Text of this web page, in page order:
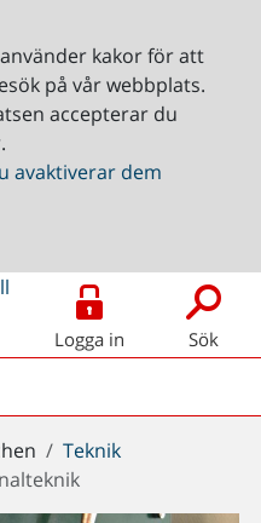
kakor för att
på vår webbplats.
accepterar du
avaktiverar dem
Logga in Sök
Teknik